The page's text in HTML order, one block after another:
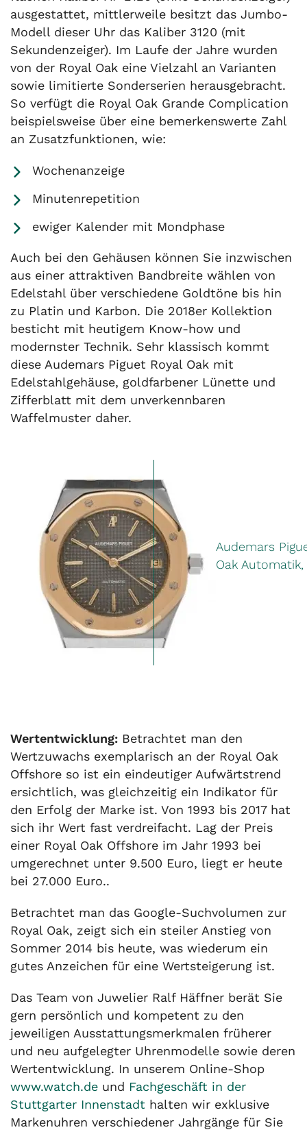
ausgestattet, mittlerweile besitzt das Jumbo-
Modell dieser Uhr das Kaliber 3120 (mit
Sekundenzeiger). Im Laufe der Jahre wurden
von der Royal Oak eine Vielzahl an Varianten
sowie limitierte Sonderserien herausgebracht.
So verfügt die Royal Oak Grande Complication
beispielsweise über eine bemerkenswerte Zahl
an Zusatzfunktionen, wie:
Wochenanzeige
Minutenrepetition
ewiger Kalender mit Mondphase
Auch bei den Gehäusen können Sie inzwischen
aus einer attraktiven Bandbreite wählen von
Edelstahl über verschiedene Goldtöne bis hin
zu Platin und Karbon. Die 2018er Kollektion
besticht mit heutigem Know-how und
modernster Technik. Sehr klassisch kommt
diese Audemars Piguet Royal Oak mit
Edelstahlgehäuse, goldfarbener Lünette und
Zifferblatt mit dem unverkennbaren
Waffelmuster daher.
Audemars
Oak Automatik,
Wertentwicklung: Betrachtet man den
Wertzuwachs exemplarisch an der Royal Oak
Offshore so ist ein eindeutiger Aufwärtstrend
ersichtlich, was gleichzeitig ein Indikator für
den Erfolg der Marke ist. Von 1993 bis 2017 hat
sich ihr Wert fast verdreifacht. Lag der Preis
einer Royal Oak Offshore im Jahr 1993 bei
umgerechnet unter 9.500 Euro, liegt er heute
bei 27.000 Euro..
Betrachtet man das Google-Suchvolumen zur
Royal Oak, zeigt sich ein steiler Anstieg von
Sommer 2014 bis heute, was wiederum ein
gutes Anzeichen für eine Wertsteigerung ist.
Das Team von Juwelier Ralf Häffner berät Sie
gern persönlich und kompetent zu den
jeweiligen Ausstattungsmerkmalen früherer
und neu aufgelegter Uhrenmodelle sowie deren
Wertentwicklung. In unserem Online-Shop
www.watch.de und Fachgeschäft in der
Stuttgarter Innenstadt halten wir exklusive
Markenuhren verschiedener Jahrgänge für Sie